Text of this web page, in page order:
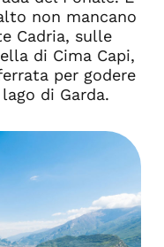
non mancano
Cadria, sulle
di Cima Capi,
per godere
di Garda.